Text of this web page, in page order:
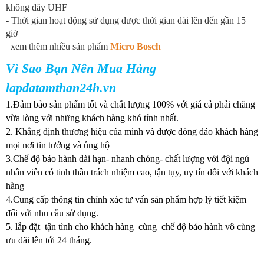
không dây UHF
- Thời gian hoạt động sử dụng được thới gian dài lên đến gần 15
giờ
xem thêm nhiều sản phẩm Micro Bosch
Vì Sao Bạn Nên Mua Hàng
lapdatamthan24h.vn
1.Đảm bảo sản phẩm tốt và chất lượng 100% với giá cả phải chăng
vừa lòng với những khách hàng khó tính nhất.
2. Khẳng định thương hiệu của mình và được đông đảo khách hàng
mọi nơi tin tưởng và ủng hộ
3.Chế độ bảo hành dài hạn- nhanh chóng- chất lượng với đội ngủ
nhân viên có tinh thần trách nhiệm cao, tận tụy, uy tín đối với khách
hàng
4.Cung cấp thông tin chính xác tư vấn sản phẩm hợp lý tiết kiệm
đối với nhu cầu sử dụng.
5. lắp đặt tận tình cho khách hàng cùng chế độ bảo hành vô cùng
ưu đãi lên tới 24 tháng.